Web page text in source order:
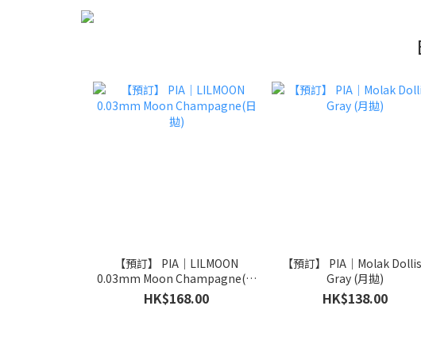
【預訂】 PIA｜LILMOON
0.03mm Moon Champagne(日
拋)
HK$168.00
【預訂】 PIA｜Molak
Gray (月拋)
HK$138.00